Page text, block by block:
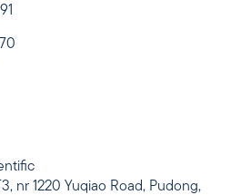
nr 1220 Yuqiao Road, Pudong,